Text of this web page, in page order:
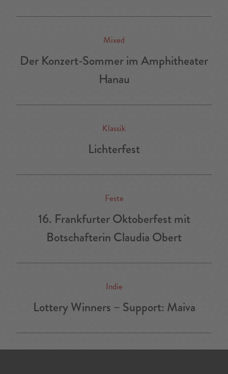
Mixed
Der Konzert-Sommer im Amphitheater
Hanau
Klassik
Lichterfest
Feste
16. Frankfurter Oktoberfest mit
Botschafterin Claudia Obert
Indie
Lottery Winners – Support: Maiva